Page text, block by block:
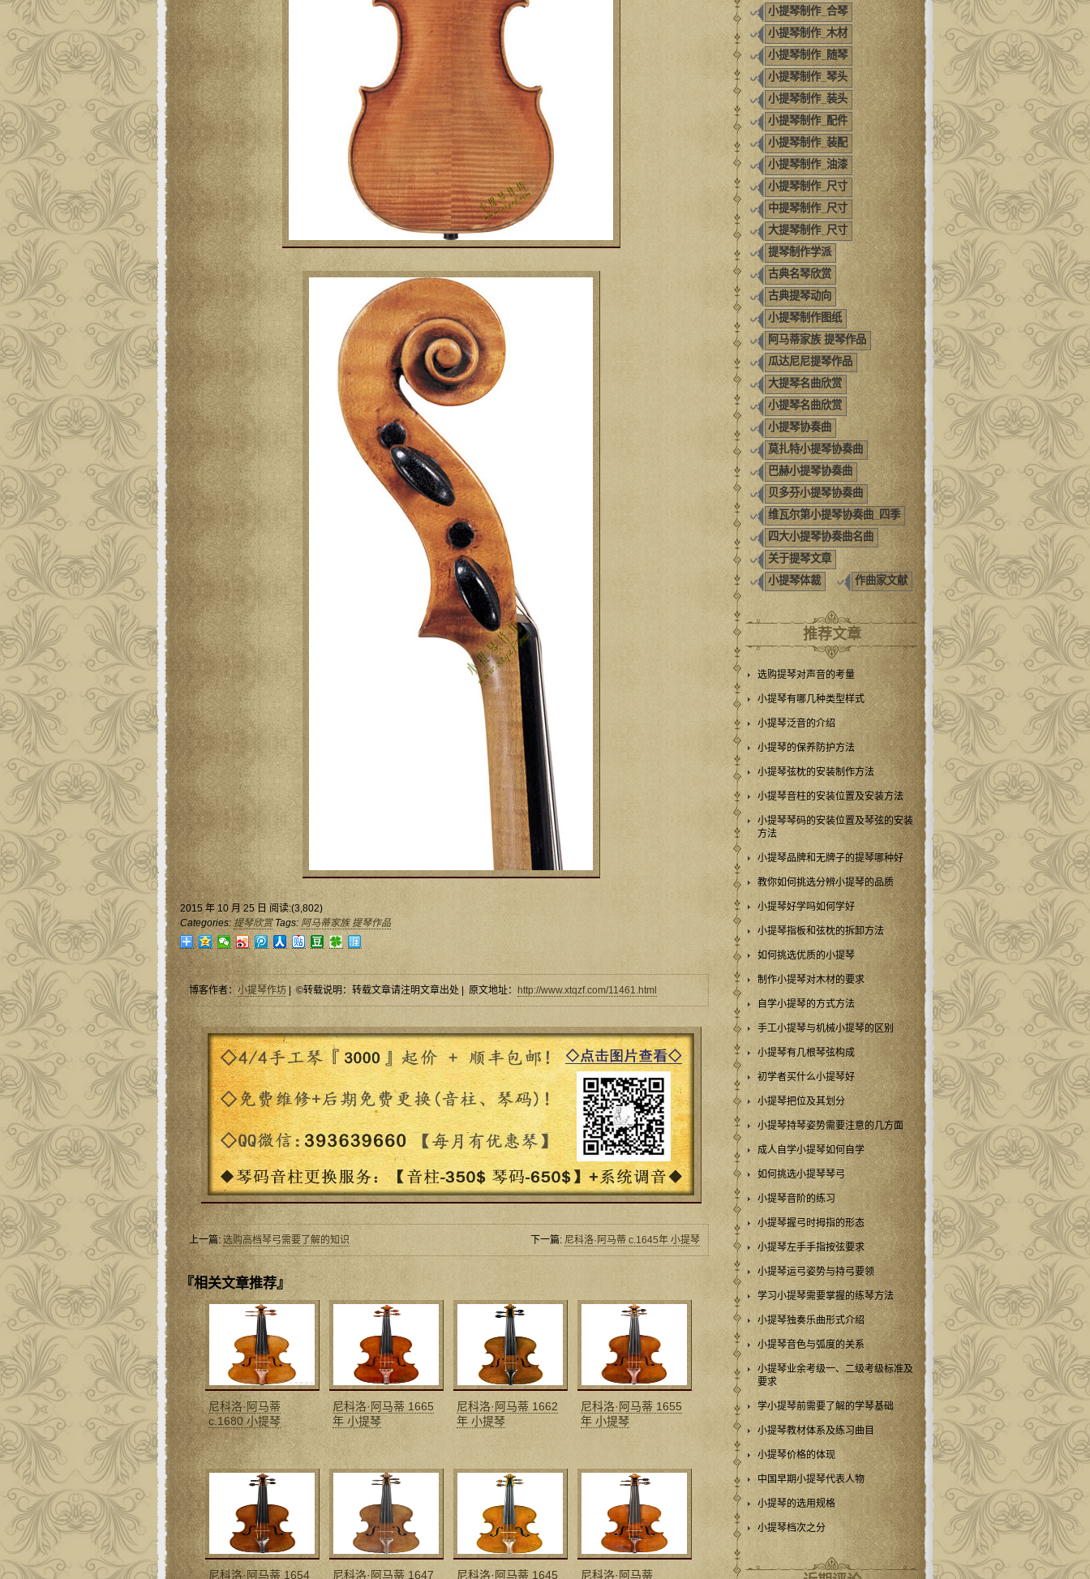
2015 年 10 月 25 日 阅读:(3,802)
Categories: 提琴欣赏Tags: 阿马蒂家族 提琴作品
博客作者：小提琴作坊 | ©转载说明：转载文章请注明文章出处 | 原文地址： http://www.xtqzf.com/11461.html
上一篇: 选购高档琴弓需要了解的知识 下一篇: 尼科洛·阿马蒂 c.1645年 小提琴
『相关文章推荐』
尼科洛·阿马蒂
c.1680 小提琴
尼科洛·阿马蒂 1665
年 小提琴
尼科洛·阿马蒂 1662
年 小提琴
尼科洛·阿马蒂 1655
年 小提琴
尼科洛·阿马蒂 1654 尼科洛·阿马蒂 1647 尼科洛·阿马蒂 1645 尼科洛·阿马蒂
小提琴制作_合琴
小提琴制作_木材
小提琴制作_随琴
小提琴制作_琴头
小提琴制作_装头
小提琴制作_配件
小提琴制作_装配
小提琴制作_油漆
小提琴制作_尺寸
中提琴制作_尺寸
大提琴制作_尺寸
提琴制作学派
古典名琴欣赏
古典提琴动向
小提琴制作图纸
阿马蒂家族 提琴作品
瓜达尼尼提琴作品
大提琴名曲欣赏
小提琴名曲欣赏
小提琴协奏曲
莫扎特小提琴协奏曲
巴赫小提琴协奏曲
贝多芬小提琴协奏曲
维瓦尔第小提琴协奏曲_四季
四大小提琴协奏曲名曲
关于提琴文章
小提琴体裁
作曲家文献
推荐文章
选购提琴对声音的考量
小提琴有哪几种类型样式
小提琴泛音的介绍
小提琴的保养防护方法
小提琴弦枕的安装制作方法
小提琴音柱的安装位置及安装方法
小提琴琴码的安装位置及琴弦的安装
方法
小提琴品牌和无牌子的提琴哪种好
教你如何挑选分辨小提琴的品质
小提琴好学吗如何学好
小提琴指板和弦枕的拆卸方法
如何挑选优质的小提琴
制作小提琴对木材的要求
自学小提琴的方式方法
手工小提琴与机械小提琴的区别
小提琴有几根琴弦构成
初学者买什么小提琴好
小提琴把位及其划分
小提琴持琴姿势需要注意的几方面
成人自学小提琴如何自学
如何挑选小提琴琴弓
小提琴音阶的练习
小提琴握弓时拇指的形态
小提琴左手手指按弦要求
小提琴运弓姿势与持弓要领
学习小提琴需要掌握的练琴方法
小提琴独奏乐曲形式介绍
小提琴音色与弧度的关系
小提琴业余考级一、二级考级标准及
要求
学小提琴前需要了解的学琴基础
小提琴教材体系及练习曲目
小提琴价格的体现
中国早期小提琴代表人物
小提琴的选用规格
小提琴档次之分